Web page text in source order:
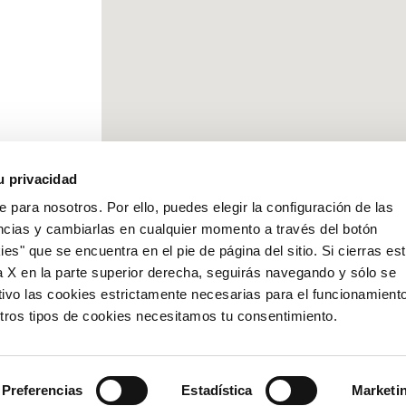
privacidad
para nosotros. Por ello, puedes elegir la configuración de las
y cambiarlas en cualquier momento a través del botón
que se encuentra en el pie de página del sitio. Si cierras
X en la parte superior derecha, seguirás navegando y sólo se
las cookies estrictamente necesarias para el
tipos de cookies necesitamos tu consentimiento.
Preferencias Estadística